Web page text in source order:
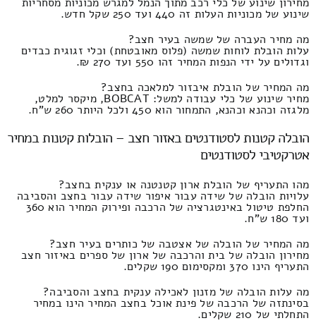
שינוע של מכוניות העלות זה 440 ועד 250 שקל חדש.
מה מחיר העברה של שמשה בעיר חצב?
עלות הובלת לוחות שמשה (פלוס מאובטחת) וכלי זגוגית כבדים
וגדולים על ידי הנפות המחיר זהו 550 ועד 270 ₪.
מה המחיר של הובלת איבזור למלאכה בחצב?
מחיר שינוע של כלי עבודה למשל: BOBCAT, מיקסר למלט,
מלגזה וכהנא וכהנא, התמחור הוא 450 ולכל היותר 260 ש"ח.
הובלה קטנות לסטודנטים באזור חצב – הובלות קטנות במחיר
אטרקטיבי לסטודנטים
מהו התעריף של הובלת ארון קטנטנה או ענקית בחצב?
עלויות הובלה של שידה עבור איפור שידה עבור בחצב והסביבה
החלפת טיטול באינטגרציה של הרכבה ופירוק המחיר הוא 360
ועד 180 ש"ח.
מה המחיר של הובלה של אצטבה של כותרים בעיר חצב?
מחירון הובלה של בית והרכבה של ארון של ספרים באיזור חצב
התעריף הינו 370 ומקסימום 190 שקלים.
מה עלות הובלה של מזנון לאכילה ענקית בחצב והסביבה?
בסינתזה של הרכבה של פינת אוכל בחצב המחיר הינו במחיר
התחלתי של 210 שקלים.